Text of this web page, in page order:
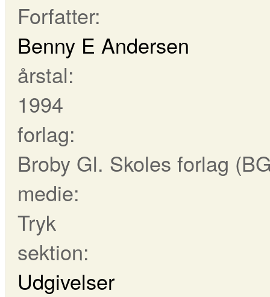
Forfatter:
Benny E Andersen
årstal:
1994
forlag:
Broby Gl. Skoles forlag
medie:
Tryk
sektion:
Udgivelser